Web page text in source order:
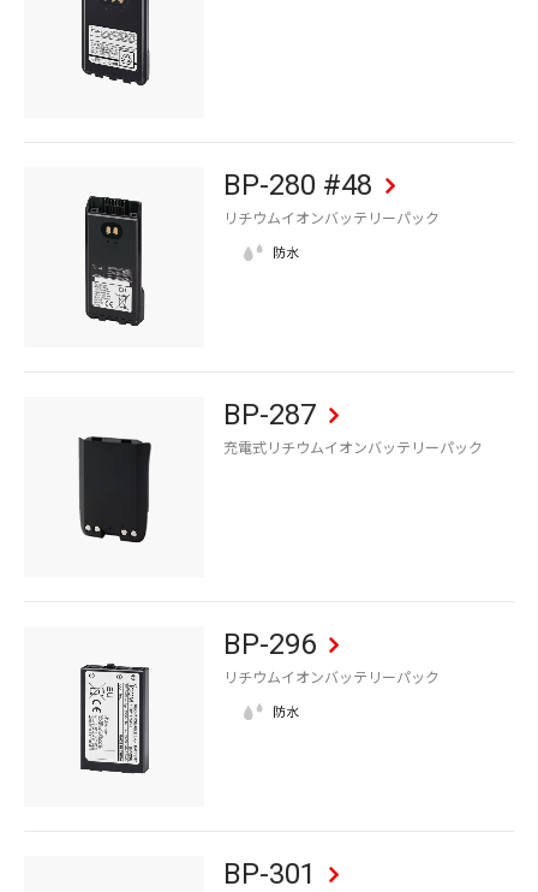
BP-280 #48
リチウムイオンバッテリーパック
BP-287
充電式リチウムイオンバッテリーパック
BP-296
リチウムイオンバッテリーパック
BP-301